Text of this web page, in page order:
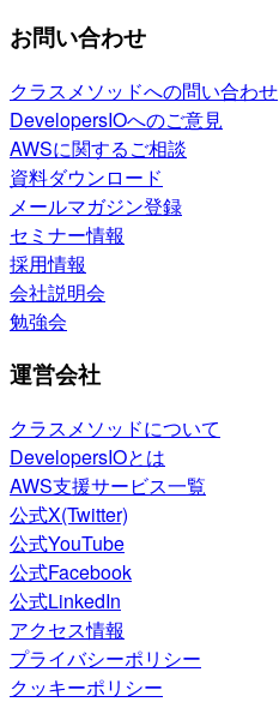
お問い合わせ
クラスメソッドへの問い合わせ
DevelopersIOへのご意見
AWSに関するご相談
資料ダウンロード
メールマガジン登録
セミナー情報
採用情報
会社説明会
勉強会
運営会社
クラスメソッドについて
DevelopersIOとは
AWS支援サービス一覧
公式X(Twitter)
公式YouTube
公式Facebook
公式LinkedIn
アクセス情報
プライバシーポリシー
クッキーポリシー